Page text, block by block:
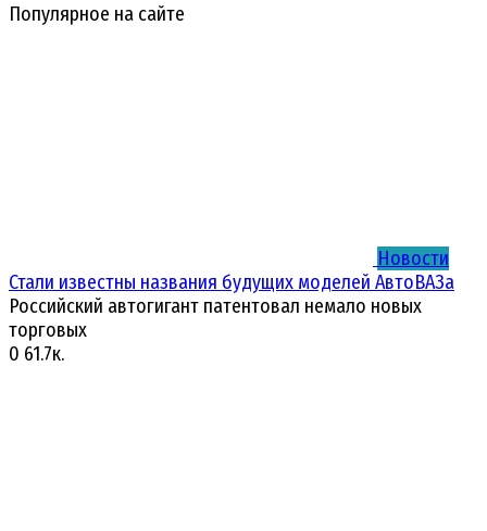
Популярное на сайте
Новости
Стали известны названия будущих моделей АвтоВАЗа
Российский автогигант патентовал немало новых
торговых
0 61.7к.